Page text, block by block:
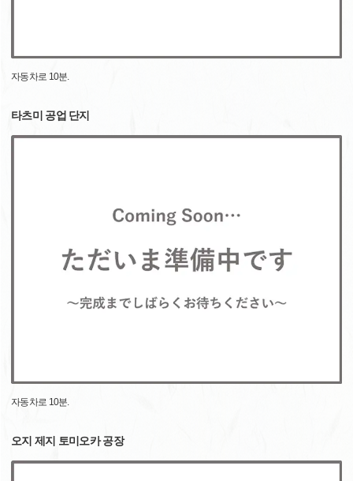
자동차로 10분.
타츠미 공업 단지
자동차로 10분.
오지 제지 토미오카 공장